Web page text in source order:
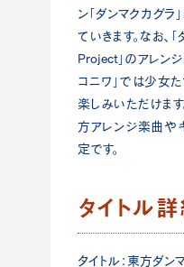
ン「ダンマクカグラ
ていきます。なお、
Project」のアレン
コニワ」では少⼥
楽しみいただけま
方アレンジ楽曲や
定です。
タイトル
タイトル：東方ダン